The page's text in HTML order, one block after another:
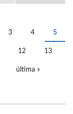
3 4 5
12 13
última »